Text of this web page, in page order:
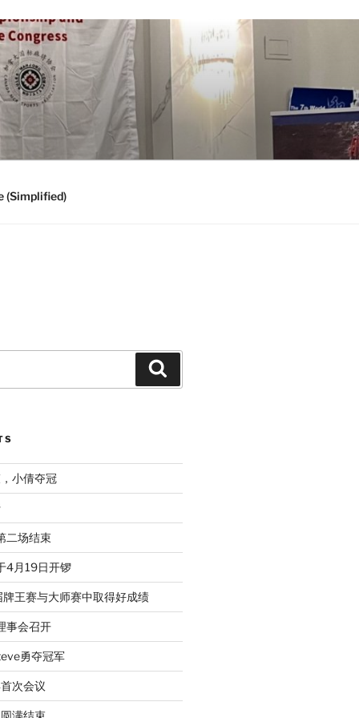
(Simplified)
小倩夺冠
二场结束
4月19日开锣
王赛与大师赛中取得好成绩
事会召开
勇夺冠军
次会议
满结束